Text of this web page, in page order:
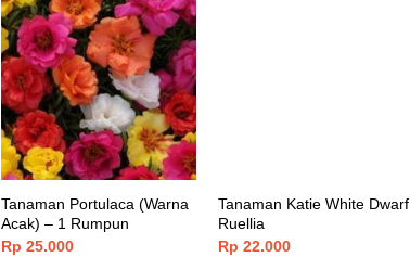
Tanaman Portulaca (Warna
Acak) – 1 Rumpun
Rp 25.000
Tanaman Katie White Dwarf
Ruellia
Rp 22.000